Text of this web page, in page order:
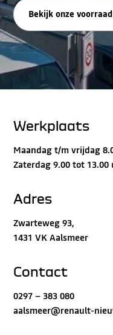
Bekijk onze voorraad
Werkplaats
Maandag t/m vrijdag
Zaterdag 9.00 tot 13.00
Adres
Zwarteweg 93,
1431 VK Aalsmeer
Contact
0297 – 383 080
aalsmeer@renault-